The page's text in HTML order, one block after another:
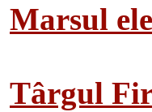
Marsul
Târgul